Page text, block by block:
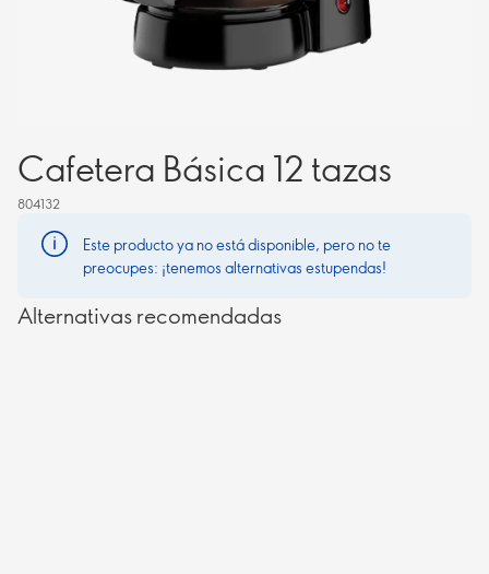
Cafetera Básica 12 tazas
804132
Este producto ya no está disponible, pero no te
preocupes: ¡tenemos alternativas estupendas!
Alternativas recomendadas